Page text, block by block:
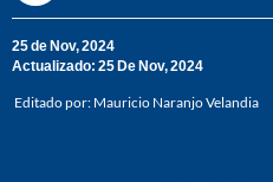
25 de Nov, 2024
Actualizado: 25 De Nov, 2024
Editado por: Mauricio Naranjo Velandia